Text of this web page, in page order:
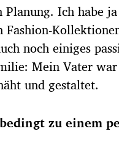
Planung. Ich habe
Fashion-
noch einiges
Mein Vater
und gestaltet.
zu einem